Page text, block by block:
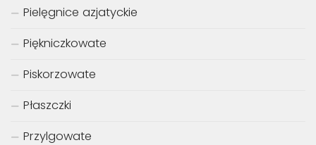
Pielęgnice azjatyckie
Piękniczkowate
Piskorzowate
Płaszczki
Przylgowate